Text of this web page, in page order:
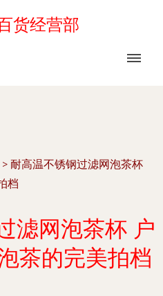
货经营部
> 耐高温不锈钢过滤网泡茶杯
档
滤网泡茶杯 户
茶的完美拍档